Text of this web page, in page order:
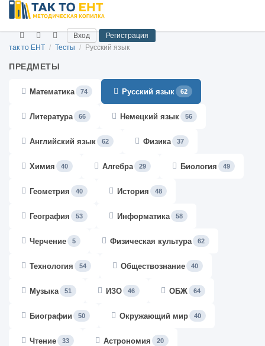
Вход
Регистрация
так то ЕНТ / Тесты / Русский язык
ПРЕДМЕТЫ
Математика 74 Русский язык 62
Литература 66 Немецкий язык 56
Английский язык 62 Физика 37
Химия 40 Алгебра 29 Биология 49
Геометрия 40 История 48
География 53 Информатика 58
Черчение 5 Физическая культура 62
Технология 54 Обществознание 40
Музыка 51 ИЗО 46 ОБЖ 64
Биографии 50 Окружающий мир 40
Чтение 33 Астрономия 20